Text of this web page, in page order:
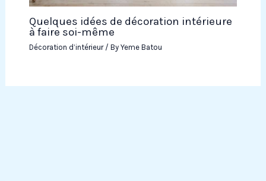
Quelques idées de décoration intérieure
à faire soi-même
Décoration d’intérieur/ By Yeme Batou